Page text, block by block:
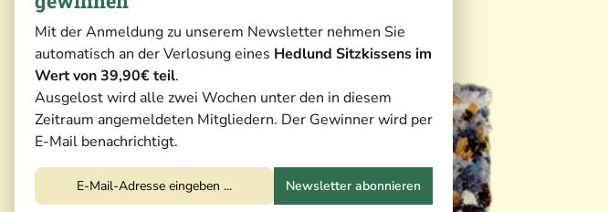
Mit der Anmeldung zu unserem Newsletter nehmen Sie
automatisch an der Verlosung eines Hedlund Sitzkissens im
Wert von 39,90€ teil.
Ausgelost wird alle zwei Wochen unter den in diesem
Zeitraum angemeldeten Mitgliedern. Der Gewinner wird per
E-Mail benachrichtigt.
Newsletter abonnieren